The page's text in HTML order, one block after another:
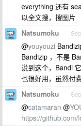
everything 还有
以全文搜，搜图片
Natsumoku
@youyouzi
Bandizip ，不是
说到这个，Bandi
也很好用，虽然付
Natsumoku
@catamaran @
https://github.com/